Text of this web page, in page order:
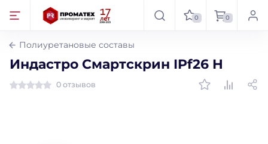
0 0
Полиуретановые составы
Индастро Смартскрин IPf26 H
0 отзывов